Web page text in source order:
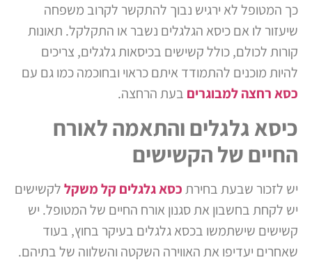
כך המטופל לא ירגיש נבוך להתקשר לקרוב משפחה
שיעזור לו אם כיסא הגלגלים נשבר או התקלקל. תאונות
קורות לכולם, כולל קשישים בכיסאות גלגלים, צריכים
להיות מוכנים להתמודד איתם כראוי ובחוכמה כמו גם עם
כסא רחצה למבוגריםבעת הרחצה.
כיסא גלגלים והתאמה לאורח
החיים של הקשישים
יש לזכור שבעת בחירתכסא גלגלים קל משקללקשישים
יש לקחת בחשבון את סגנון אורח החיים של המטופל. יש
קשישים שישתמשו בכסא גלגלים בעיקר בחוץ, בעוד
שאחרים יעדיפו את האווירה השקטה והשלווה של בתיהם.